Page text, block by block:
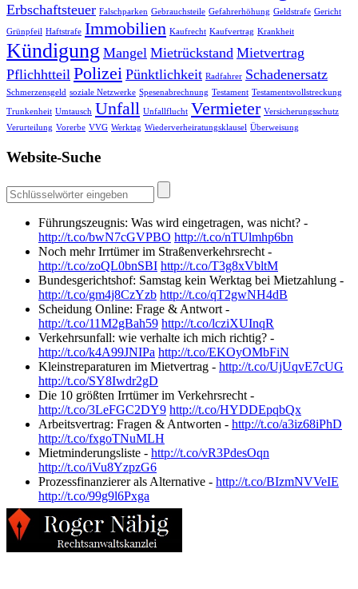
Erbschaftsteuer Falschparken Gebrauchsteile Gefahrerhöhung Geldstrafe Gericht
Grünpfeil Haftstrafe Immobilien Kaufrecht Kaufvertrag Krankheit
Kündigung Mangel Mietrückstand Mietvertrag
Pflichhtteil Polizei Pünktlichkeit Radfahrer Schadenersatz
Schmerzensgeld soziale Netzwerke Spesenabrechnung Testament Testamentsvollstreckung
Trunkenheit Umtausch Unfall Unfallflucht Vermieter Versicherungsschutz
Verurteilung Vorerbe VVG Werktag Wiederverheiratungsklausel Überweisung
Website-Suche
Führungszeugnis: Was wird eingetragen, was nicht? -
http://t.co/bwN7cGVPBO http://t.co/nTUlmhp6bn
Noch mehr Irrtümer im Straßenverkehrsrecht -
http://t.co/zoQL0bnSBI http://t.co/T3g8xVbltM
Bundesgerichtshof: Samstag kein Werktag bei Mietzahlung -
http://t.co/gm4j8CzYzb http://t.co/qT2gwNH4dB
Scheidung Online: Frage & Antwort -
http://t.co/11M2gBah59 http://t.co/lcziXUInqR
Verkehrsunfall: wie verhalte ich mich richtig? -
http://t.co/k4A99JNIPa http://t.co/EKOyOMbFiN
Kleinstreparaturen im Mietvertrag - http://t.co/UjUqvE7cUG
http://t.co/SY8Iwdr2gD
Die 10 größten Irrtümer im Verkehrsrecht -
http://t.co/3LeFGC2DY9 http://t.co/HYDDEpqbQx
Arbeitsvertrag: Fragen & Antworten - http://t.co/a3iz68iPhD
http://t.co/fxgoTNuMLH
Mietminderungsliste - http://t.co/vR3PdesOqn
http://t.co/iVu8YzpzG6
Prozessfinanzierer als Alternative - http://t.co/BIzmNVVeIE
http://t.co/99g9l6Pxga